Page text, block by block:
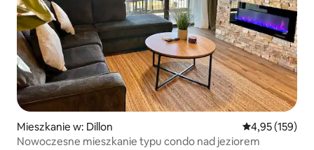
Mieszkanie w: Dillon Średnia
4,95 (159)
Nowoczesne mieszkanie typu condo nad jeziorem